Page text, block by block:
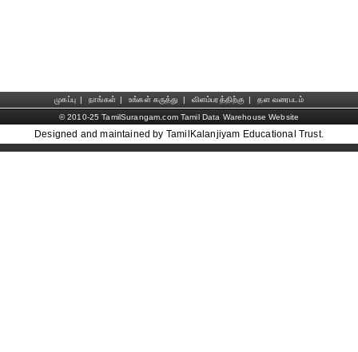
முகப்பு | நாங்கள் | உங்கள் கருத்து | விளம்பரத்திற்கு |
தள வரைபடம்
© 2010-25 TamilSurangam.com Tamil Data Warehouse Website
Designed and maintained by TamilKalanjiyam Educational Trust.